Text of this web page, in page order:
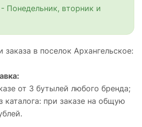
Понедельник, вторник и
заказа в поселок Архангельское:
от 3 бутылей любого бренда;
каталога: при заказе на общую